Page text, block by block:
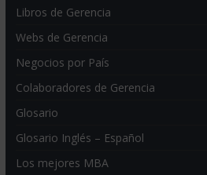
Libros de Gerencia
Webs de Gerencia
Negocios por País
Colaboradores de Gerencia
Glosario
Glosario Inglés – Español
Los mejores MBA